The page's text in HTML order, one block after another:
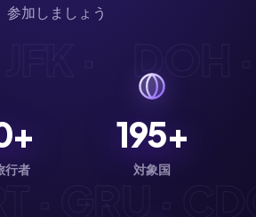
JFK ·
GRU ·
参加しましょう
行者
195+
対象国